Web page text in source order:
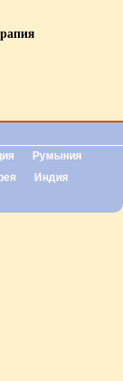
Румыния
Индия